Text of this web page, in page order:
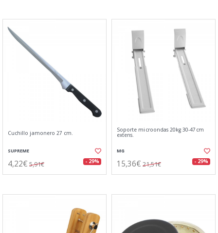
Cuchillo jamonero 27 cm.
SUPREME
4,22€ 5,91€ - 29%
Soporte microondas 20kg 30-47cm
extens.
MG
15,36€ 21,51€ - 29%